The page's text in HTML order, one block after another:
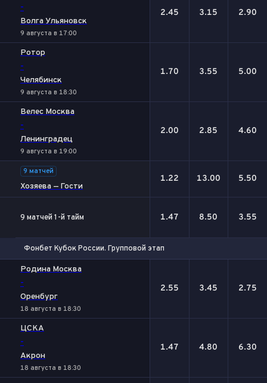
-
Волга Ульяновск
9 августа в 17:00
2.45 3.15 2.90
Ротор
-
Челябинск
9 августа в 18:30
1.70 3.55 5.00
Велес Москва
-
Ленинградец
9 августа в 19:00
2.00 2.85 4.60
9 матчей
Хозяева — Гости
1.22 13.00 5.50
9 матчей 1-й тайм 1.47 8.50 3.55
Фонбет Кубок России. Групповой этап
Родина Москва
-
Оренбург
18 августа в 18:30
2.55 3.45 2.75
ЦСКА
-
Акрон
18 августа в 18:30
1.47 4.80 6.30